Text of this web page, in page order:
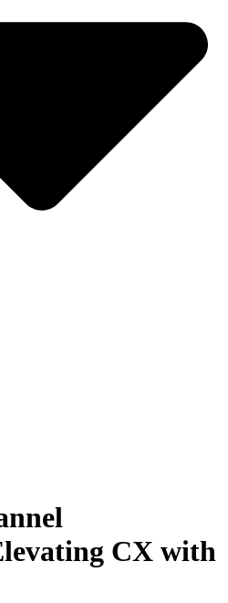
CX with